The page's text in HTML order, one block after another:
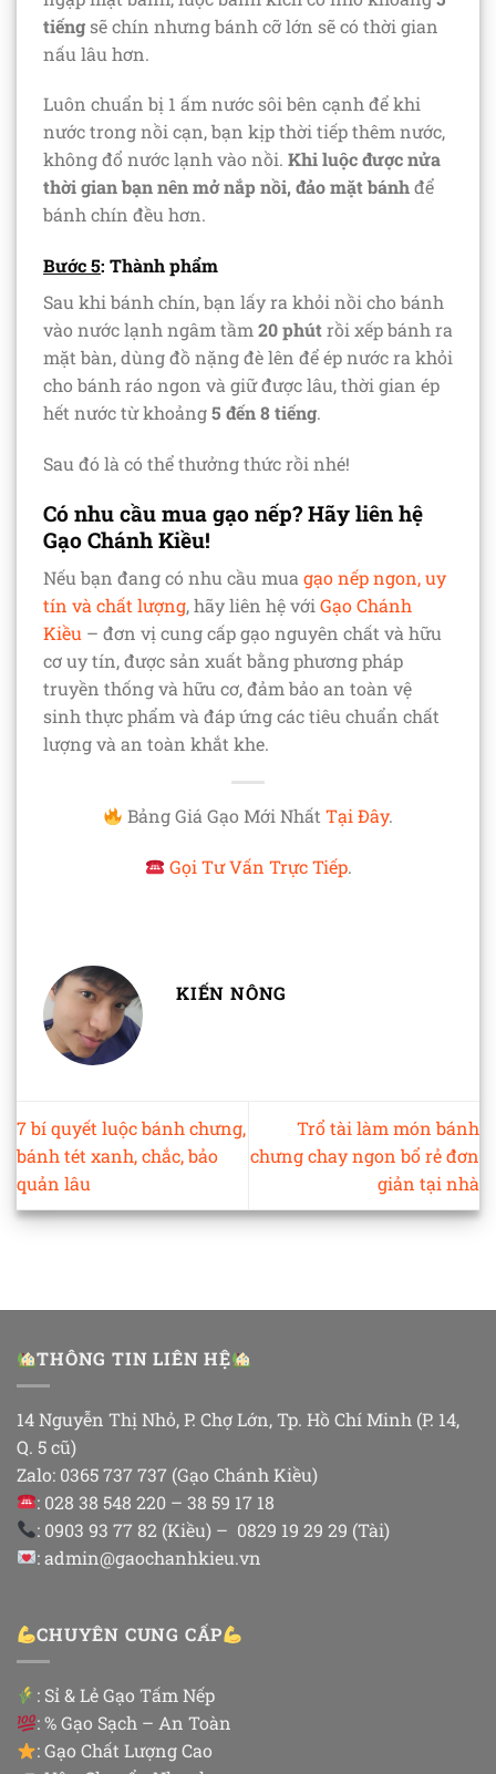
tiếngsẽ chín nhưng bánh cỡ lớn sẽ có thời gian
nấu lâu hơn.
Luôn chuẩn bị 1 ấm nước sôi bên cạnh để khi
nước trong nồi cạn, bạn kịp thời tiếp thêm nước,
không đổ nước lạnh vào nồi. Khi luộc được nửa
thời gian bạn nên mở nắp nồi, đảo mặt bánhđể
bánh chín đều hơn.
Bước 5: Thành phẩm
Sau khi bánh chín, bạn lấy ra khỏi nồi cho bánh
vào nước lạnh ngâm tầm 20 phútrồi xếp bánh ra
mặt bàn, dùng đồ nặng đè lên để ép nước ra khỏi
cho bánh ráo ngon và giữ được lâu, thời gian ép
hết nước từ khoảng5 đến 8 tiếng.
Sau đó là có thể thưởng thức rồi nhé!
Có nhu cầu mua gạo nếp? Hãy liên hệ
Gạo Chánh Kiều!
Nếu bạn đang có nhu cầu muagạo nếp ngon, uy
tín và chất lượng, hãy liên hệ vớiGạo Chánh
Kiều – đơn vị cung cấp gạo nguyên chất và hữu
cơ uy tín, được sản xuất bằng phương pháp
truyền thống và hữu cơ, đảm bảo an toàn vệ
sinh thực phẩm và đáp ứng các tiêu chuẩn chất
lượng và an toàn khắt khe.
Bảng Giá Gạo Mới NhấtTại Đây.
Gọi Tư Vấn Trực Tiếp.
KIẾN NÔNG
7 bí quyết luộc bánh chưng,
bánh tét xanh, chắc, bảo
quản lâu
Trổ tài làm món bánh
chưng chay ngon bổ rẻ đơn
giản tại nhà
THÔNG TIN LIÊN HỆ
14 Nguyễn Thị Nhỏ, P. Chợ Lớn, Tp. Hồ Chí Minh (P. 14,
Q. 5 cũ)
Zalo: 0365 737 737 (Gạo Chánh Kiều)
: 028 38 548 220 – 38 59 17 18
: 0903 93 77 82 (Kiều) – 0829 19 29 29 (Tài)
: admin@gaochanhkieu.vn
CHUYÊN CUNG CẤP
: Sỉ & Lẻ Gạo Tấm Nếp
: % Gạo Sạch – An Toàn
: Gạo Chất Lượng Cao